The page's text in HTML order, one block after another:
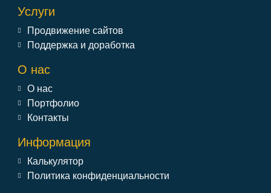
Услуги
Продвижение сайтов
Поддержка и доработка
О нас
О нас
Портфолио
Контакты
Информация
Калькулятор
Политика конфиденциальности